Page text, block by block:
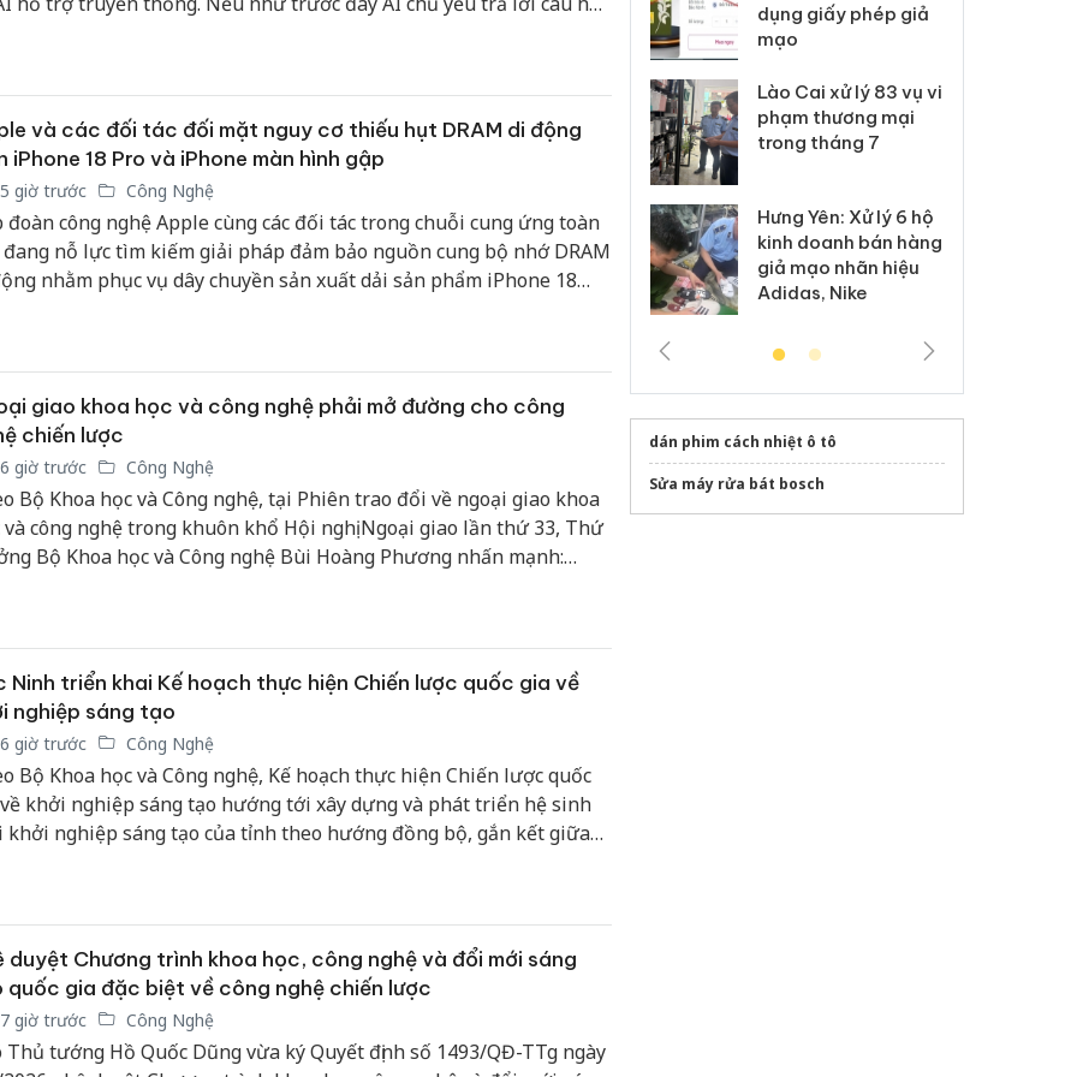
sát của con người.
và các đối tác đối mặt nguy cơ thiếu hụt DRAM di động
iPhone 18 Pro và iPhone màn hình gập
giờ trước Công Nghệ
đoàn công nghệ Apple cùng các đối tác trong chuỗi cung ứng toàn
đang nỗ lực tìm kiếm giải pháp đảm bảo nguồn cung bộ nhớ DRAM
nhằm phục vụ dây chuyền sản xuất dải sản phẩm iPhone 18
có thể khiến lượng hàng tồn kho ban đầu của các dòng flagship
đạt mức kỳ vọng.
giao khoa học và công nghệ phải mở đường cho công
chiến lược
giờ trước Công Nghệ
Bộ Khoa học và Công nghệ, tại Phiên trao đổi về ngoại giao khoa
và công nghệ trong khuôn khổ Hội nghị Ngoại giao lần thứ 33, Thứ
Bộ Khoa học và Công nghệ Bùi Hoàng Phương nhấn mạnh:
Việt Nam, qua đó thúc đẩy làm chủ công nghệ chiến lược và tạo
lực tăng trưởng mới.
Ninh triển khai Kế hoạch thực hiện Chiến lược quốc gia về
nghiệp sáng tạo
giờ trước Công Nghệ
Bộ Khoa học và Công nghệ, Kế hoạch thực hiện Chiến lược quốc
khởi nghiệp sáng tạo hướng tới xây dựng và phát triển hệ sinh
khởi nghiệp sáng tạo của tỉnh theo hướng đồng bộ, gắn kết giữa
duyệt Chương trình khoa học, công nghệ và đổi mới sáng
quốc gia đặc biệt về công nghệ chiến lược
giờ trước Công Nghệ
Thủ tướng Hồ Quốc Dũng vừa ký Quyết định số 1493/QĐ-TTg ngày
bảo vệ môi trường
Công an Thanh Hóa
tìm bị hại trong vụ
án sản xuất, buôn
Thanh Hóa: Tìm bị
hại trong vụ án buôn
bán bình sữa
dụng giấy phép giả
mạo
Lào Cai xử lý 83 vụ vi
phạm thương mại
trong tháng 7
Hưng Yên: Xử lý 6 hộ
kinh doanh bán hàng
giả mạo nhãn hiệu
Adidas, Nike
dán phim cách nhiệt ô tô
Sửa máy rửa bát bosch